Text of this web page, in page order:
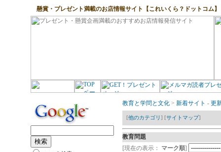
懸賞・プレゼント満載のお店情報サイト【これいくら？ドットコム】
教育と学問と文化 > 新着サイト - 更
[他のカテゴリ ] [サイトマップ]
教育問題
[現在の表示：
マーク順]